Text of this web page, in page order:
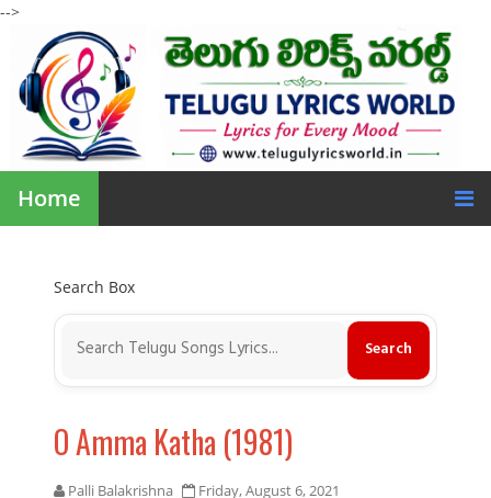
-->
Home
Search Box
O Amma Katha (1981)
Palli Balakrishna
Friday, August 6, 2021